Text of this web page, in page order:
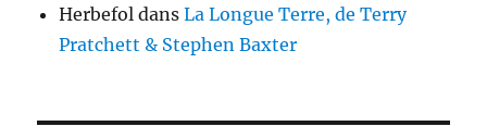
Herbefol dansLa Longue Terre, de Terry
Pratchett & Stephen Baxter